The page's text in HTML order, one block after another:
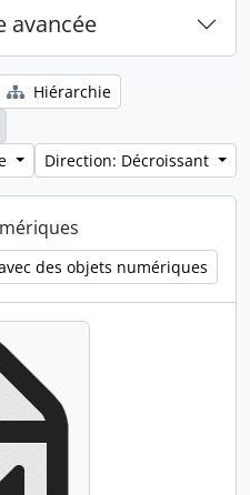
avancée
Hiérarchie
Direction: Décroissant
des objets numériques